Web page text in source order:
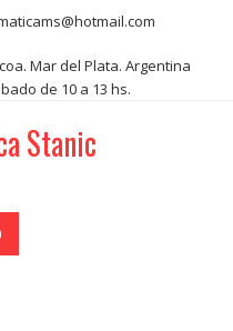
Mar del Plata. Argentina
de 10 a 13 hs.
Stanic